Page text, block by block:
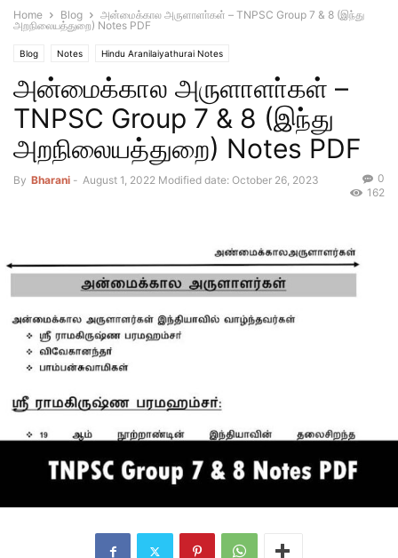
Home Blog
அன்மைக்கால அருளாளா்கள் – TNPSC Group 7 & 8 (இந்து
அறநிலையத்துறை) Notes PDF
Blog Notes Hindu Aranilaiyathurai Notes
அன்மைக்கால அருளாளா்கள் –
TNPSC Group 7 & 8 (இந்து
அறநிலையத்துறை) Notes PDF
By Bharani - August 1, 2022 Modified date: October 26, 2023
0
162